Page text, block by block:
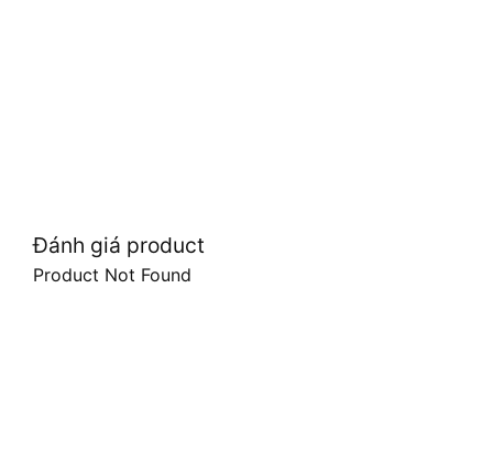
Đánh giá product
Product Not Found